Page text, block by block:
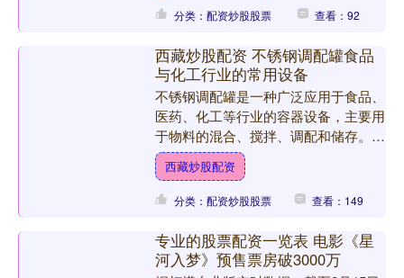
分类：配资炒股股票 查看：92
西藏炒股配资 不锈钢调配罐食品
与化工行业的常用设备
不锈钢调配罐是一种广泛应用于食品、
医药、化工等行业的容器设备，主要用
于物料的混合、搅拌、调配和储存。它
以不锈钢材质为主体西藏炒股配资，具
有耐腐蚀、易清洁、稳定性....
西藏炒股配资
分类：配资炒股股票 查看：149
专业的股票配资一览表 电影《星
河入梦》预售票房破3000万